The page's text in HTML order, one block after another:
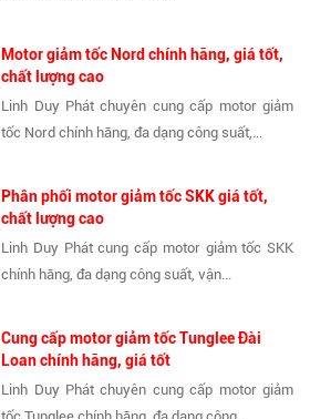
Motor giảm tốc Nord chính hãng, giá tốt,
chất lượng cao
Linh Duy Phát chuyên cung cấp motor giảm
tốc Nord chính hãng, đa dạng công suất,...
Phân phối motor giảm tốc SKK giá tốt,
chất lượng cao
Linh Duy Phát cung cấp motor giảm tốc SKK
chính hãng, đa dạng công suất, vận...
Cung cấp motor giảm tốc Tunglee Đài
Loan chính hãng, giá tốt
Linh Duy Phát chuyên cung cấp motor giảm